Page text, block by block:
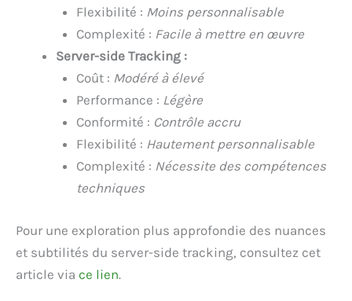
Flexibilité : Moins personnalisable
Complexité : Facile à mettre en œuvre
Server-side Tracking :
Coût : Modéré à élevé
Performance : Légère
Conformité : Contrôle accru
Flexibilité : Hautement personnalisable
Complexité : Nécessite des compétences
techniques
Pour une exploration plus approfondie des nuances
et subtilités du server-side tracking, consultez cet
article via ce lien.